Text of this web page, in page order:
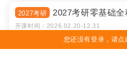
2027考研 2027考研零基础
开课时间： 2026.02.20-12.31
您还没有登录，请